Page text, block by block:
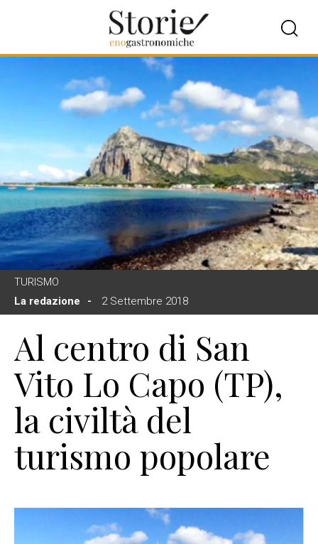
TURISMO
La redazione
2 Settembre 2018
Al centro di San
Vito Lo Capo (TP),
la civiltà del
turismo popolare